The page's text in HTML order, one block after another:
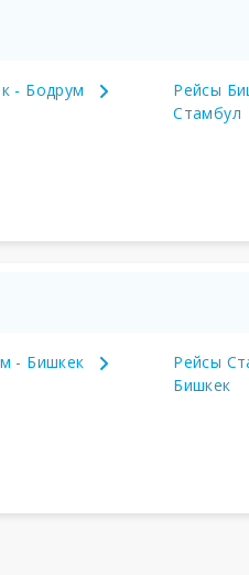
- Бодрум
Рейсы
Стамбул
- Бишкек
Рейсы
Бишкек